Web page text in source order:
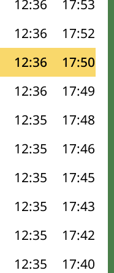
12:36 17:53
12:36 17:52
12:36 17:50
12:36 17:49
12:35 17:48
12:35 17:46
12:35 17:45
12:35 17:43
12:35 17:42
12:35 17:40